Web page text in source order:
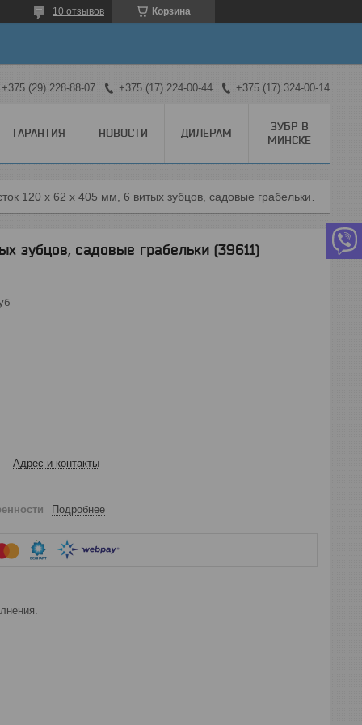
Корзина
10 отзывов
+375 (29) 228-88-07 +375 (17) 224-00-44 +375 (17) 324-00-14
ГАРАНТИЯ НОВОСТИ ДИЛЕРАМ
ЗУБР В
МИНСКЕ
зубцов, садовые грабельки (39611)
Адрес и контакты
Подробнее